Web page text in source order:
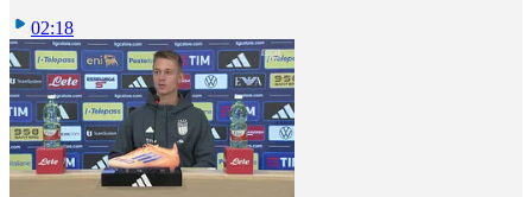
02:18